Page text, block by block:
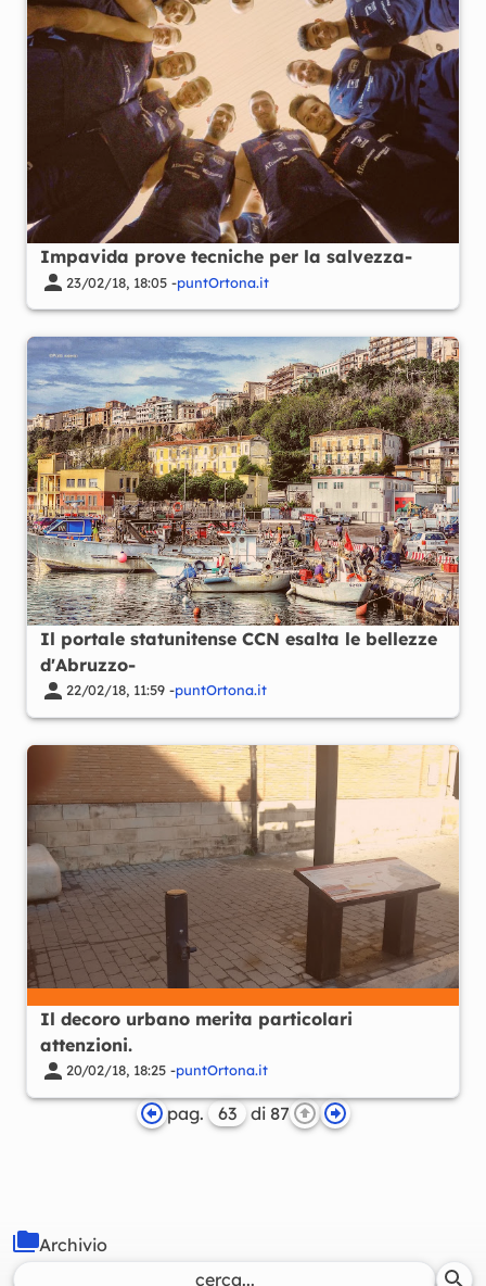
Impavida prove tecniche per la salvezza-
23/02/18, 18:05 -puntOrtona.it
Il portale statunitense CCN esalta le bellezze
d'Abruzzo-
22/02/18, 11:59 -puntOrtona.it
Il decoro urbano merita particolari
attenzioni.
20/02/18, 18:25 -puntOrtona.it
pag. di 87
Archivio